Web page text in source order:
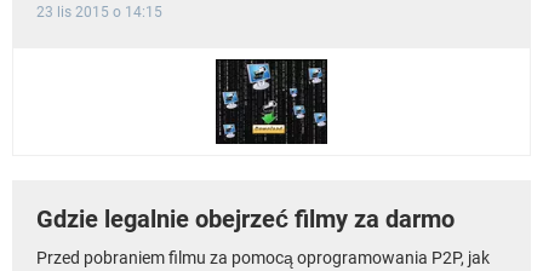
23 lis 2015 o 14:15
Gdzie legalnie obejrzeć filmy za darmo
Przed pobraniem filmu za pomocą oprogramowania P2P, jak